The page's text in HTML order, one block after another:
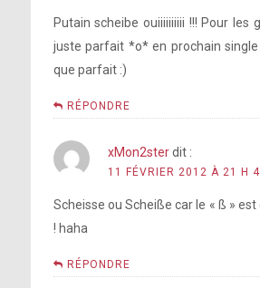
Putain scheibe ouiiiiiiiiii !!! Pour les
juste parfait *o* en prochain
que parfait :)
RÉPONDRE
xMon2ster dit :
11 FÉVRIER 2012 À 21 H
Scheisse ou Scheiße car le « ß » est
! haha
RÉPONDRE